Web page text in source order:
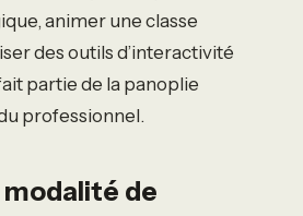
animer une classe
des outils d’interactivité
partie de la panoplie
professionnel.
modalité de